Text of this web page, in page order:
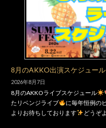
8月のAKKO出演スケジュール
2026年8月7日
8月のAKKOライブスケジュール
たリベンジライブ
に毎年恒例の
よりお待ちしております
どうぞ